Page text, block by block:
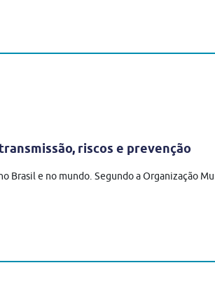
riscos e prevenção
Brasil e no mundo. Segundo a Organização